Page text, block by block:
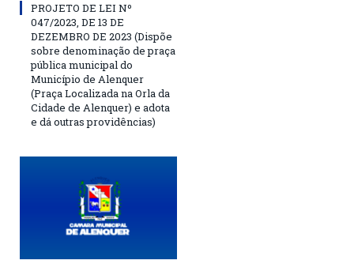
PROJETO DE LEI Nº
047/2023, DE 13 DE
DEZEMBRO DE 2023 (Dispõe
sobre denominação de praça
pública municipal do
Município de Alenquer
(Praça Localizada na Orla da
Cidade de Alenquer) e adota
e dá outras providências)